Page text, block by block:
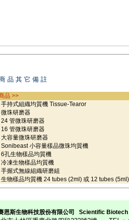
品 其 它 備 註
品 >>
式組織均質機 Tissue-Tearor
研磨器
管微珠研磨器
管微珠研磨器
量微珠研磨器
小容量樣品微珠均質機
生物樣品均質機
生物樣品均質機
式無線組織研磨組
樣品均質機 24 tubes (2ml) 或 12 tubes (5ml)
恩斯生物科技股份有限公司 Scientific Biotech